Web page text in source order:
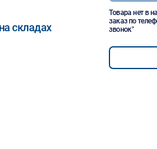
складах
Товара нет в
заказ по
звонок"